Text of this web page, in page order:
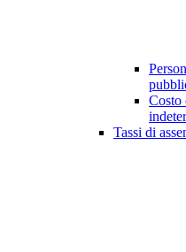
Costo
Tassi di